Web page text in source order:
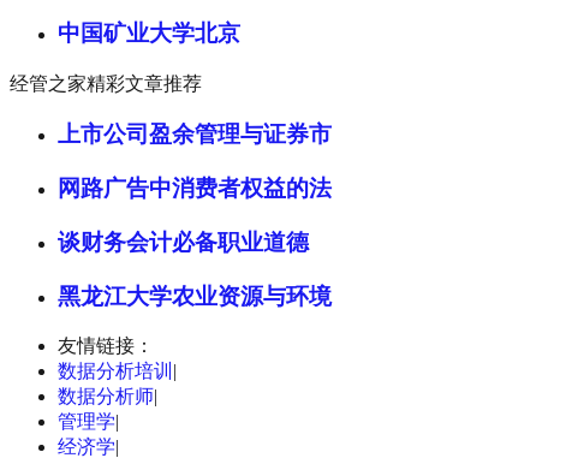
中国矿业大学北京
经管之家精彩文章推荐
上市公司盈余管理与证券市
网路广告中消费者权益的法
谈财务会计必备职业道德
黑龙江大学农业资源与环境
友情链接：
数据分析培训 |
数据分析师|
管理学|
经济学|